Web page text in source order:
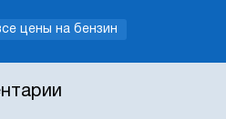
цены на бензин